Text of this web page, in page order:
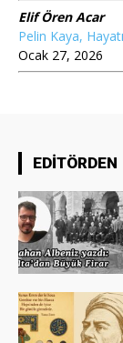
Elif Ören Acar
Pelin Kaya,
Ocak 27, 2026
EDİTÖRDEN